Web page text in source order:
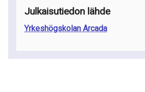
Julkaisutiedon lähde
Yrkeshögskolan Arcada